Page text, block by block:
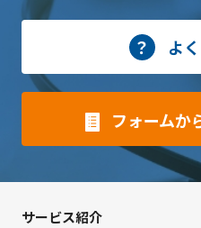
よ
フォームか
サービス紹介